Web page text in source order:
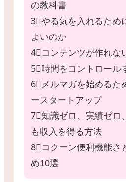
の教科書
3⃣やる気を入れるため
よいのか
4⃣コンテンツが作れな
5⃣時間をコントロール
6⃣メルマガを始めるた
ースタートアップ
7⃣知識ゼロ、実績ゼロ
も収入を得る方法
8⃣コクーン便利機能さ
め10選